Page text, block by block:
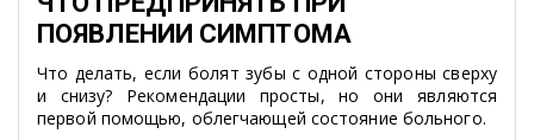
ПОЯВЛЕНИИ СИМПТОМА
Что делать, если болят зубы с одной стороны сверху
и снизу? Рекомендации просты, но они являются
первой помощью, облегчающей состояние больного.